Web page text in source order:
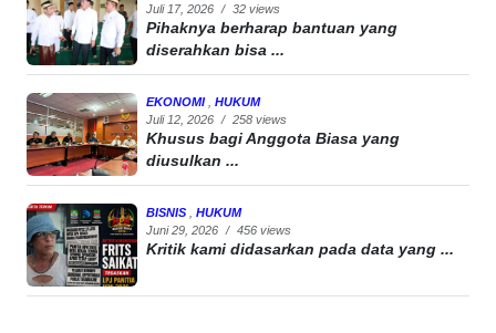
Juli 17, 2026 / 32 views
Pihaknya berharap bantuan yang
diserahkan bisa ...
EKONOMI
HUKUM
Juli 12, 2026 / 258 views
Khusus bagi Anggota Biasa yang
diusulkan ...
BISNIS
HUKUM
Juni 29, 2026 / 456 views
Kritik kami didasarkan pada data yang ...